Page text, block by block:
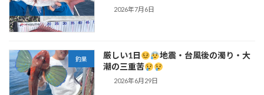
2026年7月6日
釣果 厳しい1日
地震・台風後の濁り・大
潮の三重苦
2026年6月29日